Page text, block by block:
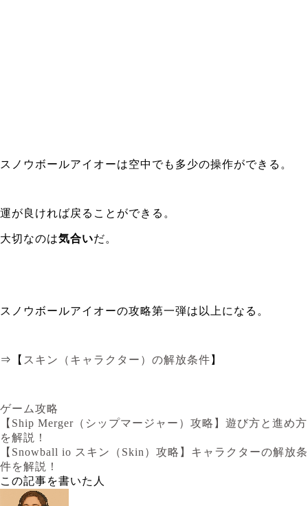
スノウボールアイオーは空中でも多少の操作ができる。
運が良ければ戻ることができる。
大切なのは気合いだ。
スノウボールアイオーの攻略第一弾は以上になる。
⇒【 スキン（キャラクター）の解放条件 】
ゲーム攻略
【Ship Merger（シップマージャー）攻略】遊び方と進め方
を解説！
【Snowball io スキン（Skin）攻略】キャラクターの解放条
件を解説！
この記事を書いた人